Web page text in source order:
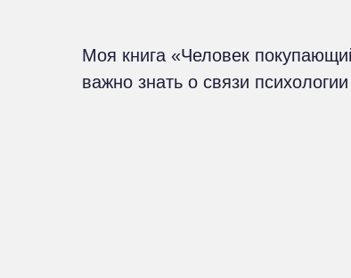
Моя книга «Человек
важно знать о связи